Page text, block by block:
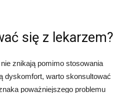
się z lekarzem?
znikają pomimo stosowania
dyskomfort, warto skonsultować
poważniejszego problemu